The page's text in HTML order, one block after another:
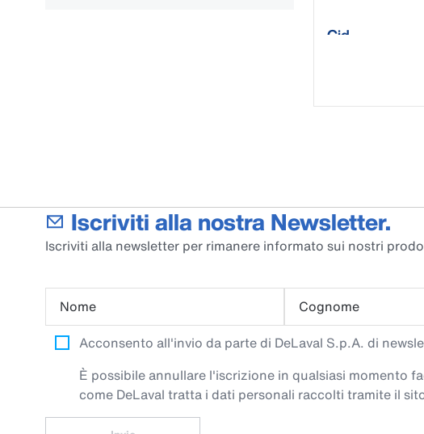
Cid
Iscriviti alla nostra Newsletter.
Iscriviti alla newsletter per rimanere informato sui nostri
Nome Cognome
Acconsento all'invio da parte di DeLaval S.p.A. di
È possibile annullare l'iscrizione in qualsiasi momento
come DeLaval tratta i dati personali raccolti tramite il